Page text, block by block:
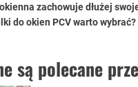
zachowuje dłużej
do okien PCV warto
są polecane